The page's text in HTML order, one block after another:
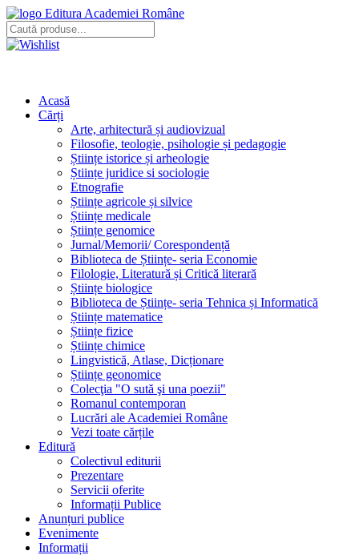
Editura Academiei Române
Acasă
Cărți
Arte, arhitectură și audiovizual
Filosofie, teologie, psihologie și pedagogie
Științe istorice și arheologie
Științe juridice si sociologie
Etnografie
Științe agricole și silvice
Științe medicale
Științe genomice
Jurnal/Memorii/ Corespondență
Biblioteca de Științe- seria Economie
Filologie, Literatură și Critică literară
Științe biologice
Biblioteca de Științe- seria Tehnica și Informatică
Științe matematice
Științe fizice
Științe chimice
Lingvistică, Atlase, Dicționare
Științe geonomice
Colecţia "O sută şi una poezii"
Romanul contemporan
Lucrări ale Academiei Române
Vezi toate cărțile
Editură
Colectivul editurii
Prezentare
Servicii oferite
Informații Publice
Anunțuri publice
Evenimente
Informații